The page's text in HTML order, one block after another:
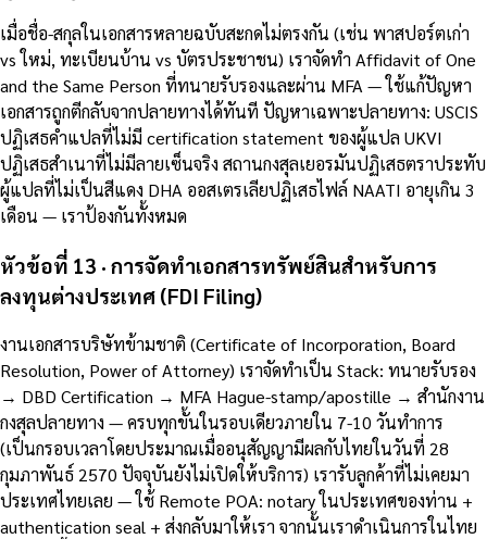
เมื่อชื่อ-สกุลในเอกสารหลายฉบับสะกดไม่ตรงกัน (เช่น พาสปอร์ตเก่า
vs ใหม่, ทะเบียนบ้าน vs บัตรประชาชน) เราจัดทำ Affidavit of One
and the Same Person ที่ทนายรับรองและผ่าน MFA — ใช้แก้ปัญหา
เอกสารถูกตีกลับจากปลายทางได้ทันที ปัญหาเฉพาะปลายทาง: USCIS
ปฏิเสธคำแปลที่ไม่มี certification statement ของผู้แปล UKVI
ปฏิเสธสำเนาที่ไม่มีลายเซ็นจริง สถานกงสุลเยอรมันปฏิเสธตราประทับ
ผู้แปลที่ไม่เป็นสีแดง DHA ออสเตรเลียปฏิเสธไฟล์ NAATI อายุเกิน 3
เดือน — เราป้องกันทั้งหมด
หัวข้อที่ 13 · การจัดทำเอกสารทรัพย์สินสำหรับการ
ลงทุนต่างประเทศ (FDI Filing)
งานเอกสารบริษัทข้ามชาติ (Certificate of Incorporation, Board
Resolution, Power of Attorney) เราจัดทำเป็น Stack: ทนายรับรอง
→ DBD Certification → MFA Hague-stamp/apostille → สำนักงาน
กงสุลปลายทาง — ครบทุกขั้นในรอบเดียวภายใน 7-10 วันทำการ
(เป็นกรอบเวลาโดยประมาณเมื่ออนุสัญญามีผลกับไทยในวันที่ 28
กุมภาพันธ์ 2570 ปัจจุบันยังไม่เปิดให้บริการ) เรารับลูกค้าที่ไม่เคยมา
ประเทศไทยเลย — ใช้ Remote POA: notary ในประเทศของท่าน +
authentication seal + ส่งกลับมาให้เรา จากนั้นเราดำเนินการในไทย